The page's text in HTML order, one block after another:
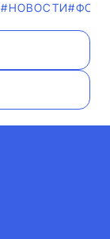
#НОВОСТИ#ФОТО